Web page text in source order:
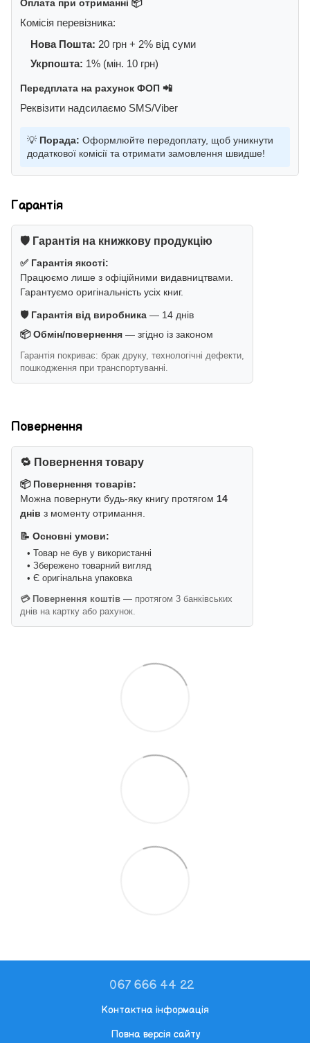
Оплата при отриманні 📦
Комісія перевізника:
Нова Пошта: 20 грн + 2% від суми
Укрпошта: 1% (мін. 10 грн)
Передплата на рахунок ФОП 📲
Реквізити надсилаємо SMS/Viber
💡 Порада: Оформлюйте передоплату, щоб уникнути
додаткової комісії та отримати замовлення швидше!
Гарантія
🛡️ Гарантія на книжкову продукцію
✅ Гарантія якості:
Працюємо лише з офіційними видавництвами.
Гарантуємо оригінальність усіх книг.
🛡️ Гарантія від виробника — 14 днів
📦 Обмін/повернення — згідно із законом
Гарантія покриває: брак друку, технологічні дефекти,
пошкодження при транспортуванні.
Повернення
🔁 Повернення товару
📦 Повернення товарів:
Можна повернути будь-яку книгу протягом 14
днів з моменту отримання.
📝 Основні умови:
• Товар не був у використанні
• Збережено товарний вигляд
• Є оригінальна упаковка
💳 Повернення коштів — протягом 3 банківських
днів на картку або рахунок.
067 666 44 22
Контактна інформація
Повна версія сайту